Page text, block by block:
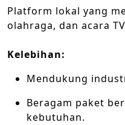
Platform lokal yang
olahraga, dan acara
Kelebihan:
Mendukung
Beragam paket
kebutuhan.